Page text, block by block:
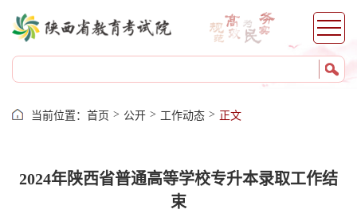
咸阳
铜川
延安
安康
当前位置： 首页 > 公开 > 工作动态 > 正文
2024年陕西省普通高等学校专升本录取工作结
束